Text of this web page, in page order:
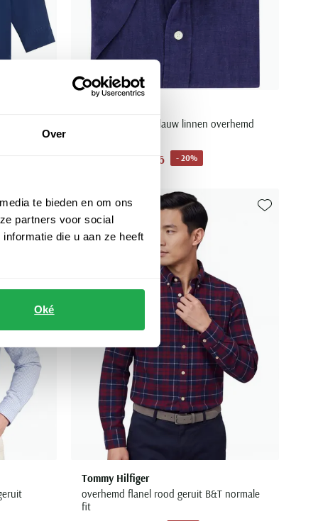
Over
te bieden en om ons
partners voor social
die u aan ze heeft
Oké
Big & Tall donkerblauw linnen overhemd
€ 87,96 - 20%
Toevoegen aan favorieten
Tommy Hilfiger
overhemd flanel rood geruit B&T normale
fit